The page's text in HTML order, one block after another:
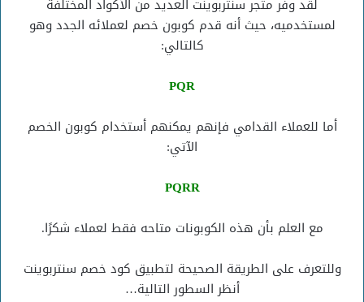
لقد وفر متجر سنتربوينت العديد من الأكواد المختلفة
لمستخدميه، حيث أنه قدم كوبون خصم لعملائه الجدد وهو
كالتالي:
PQR
أما للعملاء القدامي فإنهم يمكنهم أستخدام كوبون الخصم
الآتي:
PQRR
مع العلم بأن هذه الكوبونات متاحه فقط لعملاء شكرًا.
وللتعرف على الطريقة الصحيحة لتطبيق كود خصم سنتربوينت
أنظر السطور التالية…